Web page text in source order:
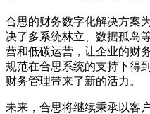
合思的财务数字化解决方案
决了多系统林立、数据孤岛
营和低碳运营，让企业的财
规范在合思系统的支持下得
财务管理带来了新的活力。
未来，合思将继续秉承以客